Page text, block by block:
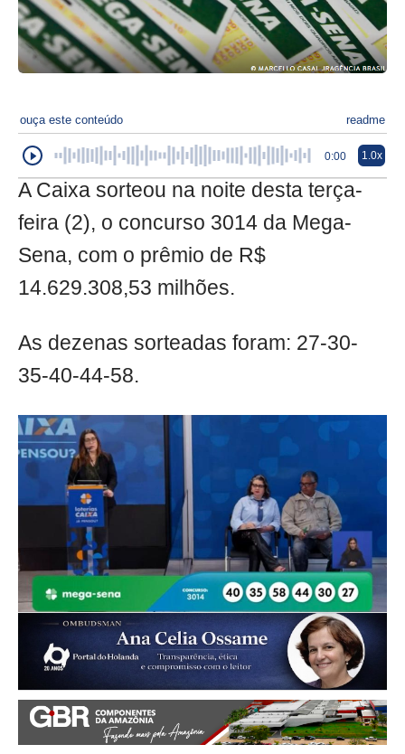
ouça este conteúdo readme
0:00 1.0x
A Caixa sorteou na noite desta terça-
feira (2), o concurso 3014 da Mega-
Sena, com o prêmio de R$
14.629.308,53 milhões.
As dezenas sorteadas foram: 27-30-
35-40-44-58.